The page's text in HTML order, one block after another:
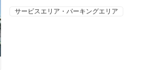
サービスエリア・パーキングエリア